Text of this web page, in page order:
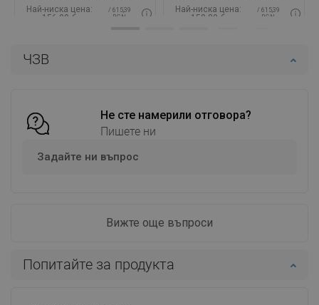
ЧЗВ
Не сте намерили отговора?
Пишете ни
Задайте ни въпрос
Вижте още въпроси
Попитайте за продукта
Най-ниска цена:
156,09 €
/ 615,39
BGN
Добави в количката
Най-ниска цена:
158,89 €
/ 615,39
BGN
Добави в количката